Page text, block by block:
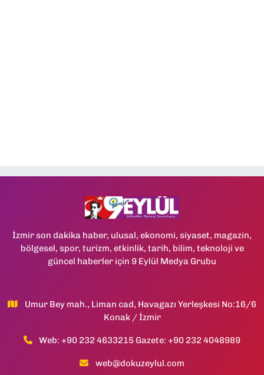
İzmir son dakika haber, ulusal, ekonomi, siyaset, magazin,
bölgesel, spor, turizm, etkinlik, tarih, bilim, teknoloji ve
güncel haberler için 9 Eylül Medya Grubu
Umur Bey mah., Liman cad, Havagazı Yerleşkesi No:16/6
Konak / İzmir
Web: +90 232 4633215 Gazete: +90 232 4048989
web@dokuzeylul.com